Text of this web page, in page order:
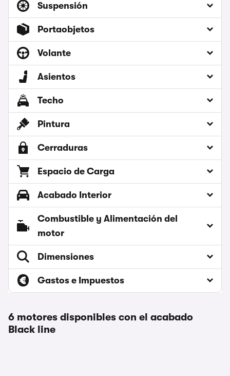
Suspensión
Portaobjetos
Volante
Asientos
Techo
Pintura
Cerraduras
Espacio de Carga
Acabado Interior
Combustible y Alimentación del
motor
Dimensiones
Gastos e Impuestos
6 motores disponibles con el acabado
Black line